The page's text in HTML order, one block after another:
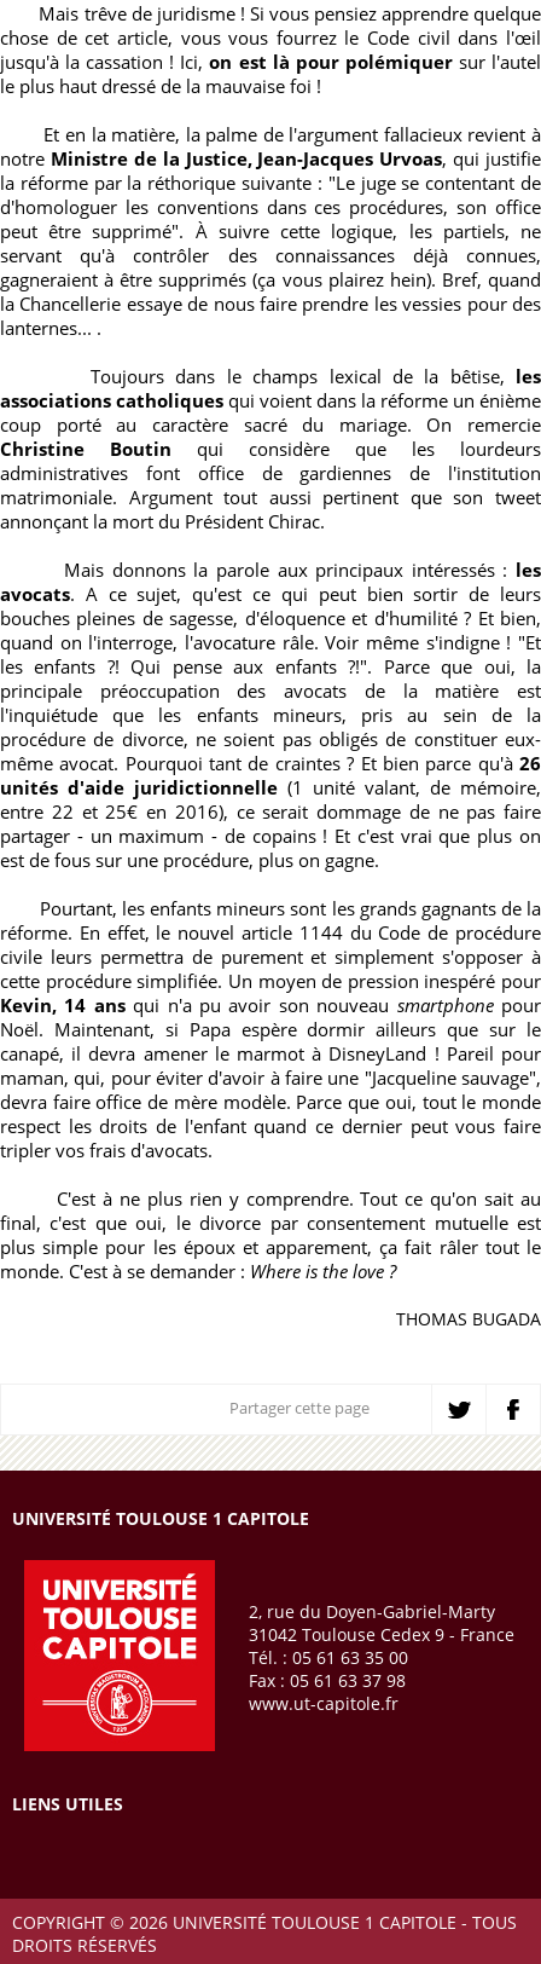
Mais trêve de juridisme ! Si vous pensiez apprendre quelque
chose de cet article, vous vous fourrez le Code civil dans l'œil
jusqu'à la cassation ! Ici,on est là pour polémiquersur l'autel
le plus haut dressé de la mauvaise foi !
Et en la matière, la palme de l'argument fallacieux revient à
notre Ministre de la Justice, Jean-Jacques Urvoas, qui justifie
la réforme par la réthorique suivante : "Le juge se contentant de
d'homologuer les conventions dans ces procédures, son office
peut être supprimé". À suivre cette logique, les partiels, ne
servant qu'à contrôler des connaissances déjà connues,
gagneraient à être supprimés (ça vous plairez hein). Bref, quand
la Chancellerie essaye de nous faire prendre les vessies pour des
lanternes... .
Toujours dans le champs lexical de la bêtise, les
associations catholiques qui voient dans la réforme un énième
coup porté au caractère sacré du mariage. On remercie
Christine Boutin qui considère que les lourdeurs
administratives font office de gardiennes de l'institution
matrimoniale. Argument tout aussi pertinent que son tweet
annonçant la mort du Président Chirac.
Mais donnons la parole aux principaux intéressés : les
avocats. A ce sujet, qu'est ce qui peut bien sortir de leurs
bouches pleines de sagesse, d'éloquence et d'humilité ? Et bien,
quand on l'interroge, l'avocature râle. Voir même s'indigne ! "Et
les enfants ?! Qui pense aux enfants ?!". Parce que oui, la
principale préoccupation des avocats de la matière est
l'inquiétude que les enfants mineurs, pris au sein de la
procédure de divorce, ne soient pas obligés de constituer eux-
même avocat. Pourquoi tant de craintes ? Et bien parce qu'à 26
unités d'aide juridictionnelle (1 unité valant, de mémoire,
entre 22 et 25€ en 2016), ce serait dommage de ne pas faire
partager - un maximum - de copains ! Et c'est vrai que plus on
est de fous sur une procédure, plus on gagne.
Pourtant, les enfants mineurs sont les grands gagnants de la
réforme. En effet, le nouvel article 1144 du Code de procédure
civile leurs permettra de purement et simplement s'opposer à
cette procédure simplifiée. Un moyen de pression inespéré pour
Kevin, 14 ansqui n'a pu avoir son nouveau smartphonepour
Noël. Maintenant, si Papa espère dormir ailleurs que sur le
canapé, il devra amener le marmot à DisneyLand ! Pareil pour
maman, qui, pour éviter d'avoir à faire une "Jacqueline sauvage",
devra faire office de mère modèle. Parce que oui, tout le monde
respect les droits de l'enfant quand ce dernier peut vous faire
tripler vos frais d'avocats.
C'est à ne plus rien y comprendre. Tout ce qu'on sait au
final, c'est que oui, le divorce par consentement mutuelle est
plus simple pour les époux et apparement, ça fait râler tout le
monde. C'est à se demander : Where is the love ?
THOMAS BUGADA
Partager cette page
UNIVERSITÉ TOULOUSE 1 CAPITOLE
2, rue du Doyen-Gabriel-Marty
31042 Toulouse Cedex 9 - France
Tél. : 05 61 63 35 00
Fax : 05 61 63 37 98
www.ut-capitole.fr
LIENS UTILES
COPYRIGHT © 2026 UNIVERSITÉ TOULOUSE 1 CAPITOLE - TOUS
DROITS RÉSERVÉS